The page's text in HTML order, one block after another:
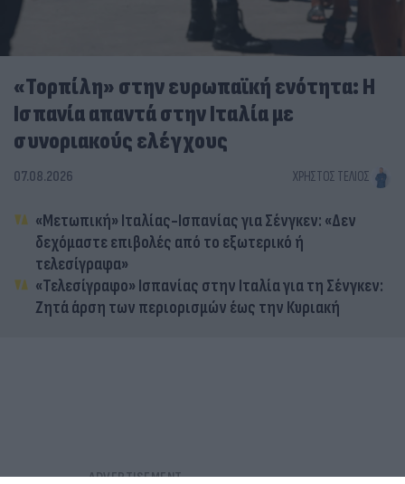
«Τορπίλη» στην ευρωπαϊκή ενότητα: Η
Ισπανία απαντά στην Ιταλία με
συνοριακούς ελέγχους
07.08.2026 ΧΡΉΣΤΟΣ ΤΈΛΙΟΣ
«Μετωπική» Ιταλίας-Ισπανίας για Σένγκεν: «Δεν
δεχόμαστε επιβολές από το εξωτερικό ή
τελεσίγραφα»
«Τελεσίγραφο» Ισπανίας στην Ιταλία για τη Σένγκεν:
Ζητά άρση των περιορισμών έως την Κυριακή